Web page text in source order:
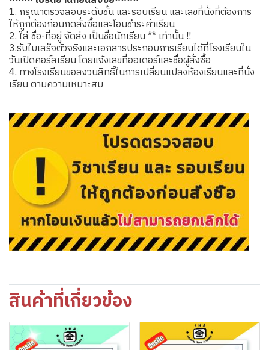
1. กรุณาตรวจสอบระดับชั้น และรอบเรียน และเลขที่นั่งที่ต้องการ
ให้ถูกต้องก่อนกดสั่งซื้อและโอนชำระค่าเรียน
2. ใส่ ชื่อ-ที่อยู่ จัดส่ง เป็นชื่อนักเรียน ** เท่านั้น !!
3.รับใบเสร็จตัวจริงและเอกสารประกอบการเรียนได้ที่โรงเรียนใน
วันเปิดคอร์สเรียน โดยแจ้งเลขที่ออเดอร์และชื่อผู้สั่งซื้อ
4. ทางโรงเรียนขอสงวนสิทธิ์ในการเปลี่ยนแปลงห้องเรียนและที่นั่ง
เรียน ตามความเหมาะสม
สินค้าที่เกี่ยวข้อง